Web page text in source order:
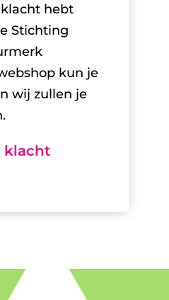
hebt
Stichting
kun je
wij zullen je
klacht